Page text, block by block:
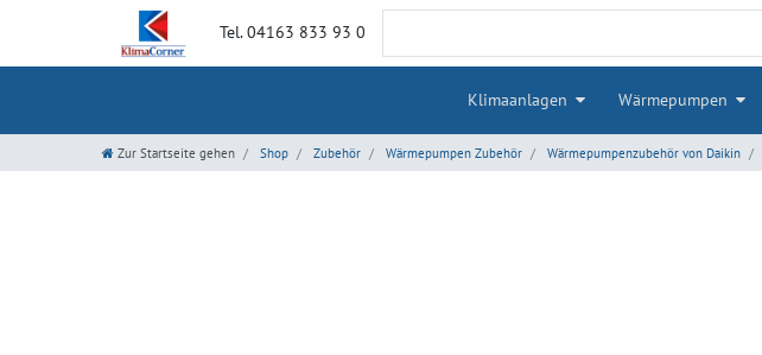
Tel. 04163 833 93 0
Klimaanlagen Wärmepumpen
Zur Startseite gehen Shop Zubehör Wärmepumpen Zubehör Wärmepumpenzubehör von Daikin